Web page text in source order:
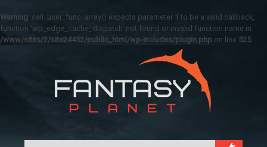
Warning: call_user_func_array() expects parameter 1 to be a valid callback,
function 'wp_edge_cache_dispatch' not found or invalid function name in
/www/sites/2/site24452/public_html/wp-includes/plugin.php on line 525